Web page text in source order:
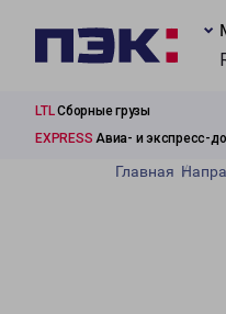
LTLСборные грузы
EXPRESS Авиа- и экспресс-
Главная